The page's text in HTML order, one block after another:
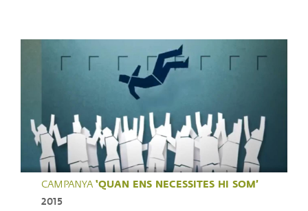
CAMPANYA ‘QUAN ENS NECESSITES HI SOM’
2015